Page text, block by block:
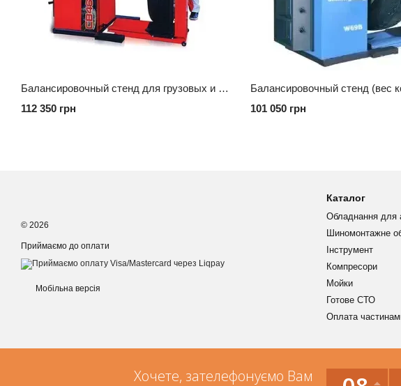
Балансировочный стенд для грузовых и легковых автомобилей BRIGHT CB460XB
112 350 грн
101 050 грн
© 2026
Приймаємо до оплати
Мобільна версія
Каталог
Обладнання для
Шиномонтажне
Інструмент
Компресори
Мойки
Готове СТО
Оплата
Хочете, зателефонуємо Вам